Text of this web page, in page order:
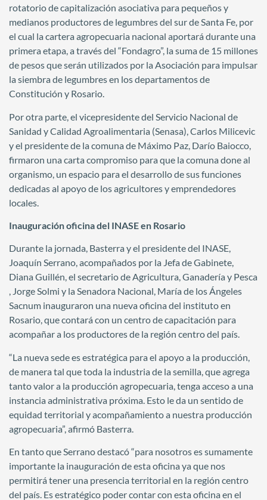
rotatorio de capitalización asociativa para pequeños y
medianos productores de legumbres del sur de Santa Fe, por
el cual la cartera agropecuaria nacional aportará durante una
primera etapa, a través del “Fondagro”, la suma de 15 millones
de pesos que serán utilizados por la Asociación para impulsar
la siembra de legumbres en los departamentos de
Constitución y Rosario.
Por otra parte, el vicepresidente del Servicio Nacional de
Sanidad y Calidad Agroalimentaria (Senasa), Carlos Milicevic
y el presidente de la comuna de Máximo Paz, Darío Baiocco,
firmaron una carta compromiso para que la comuna done al
organismo, un espacio para el desarrollo de sus funciones
dedicadas al apoyo de los agricultores y emprendedores
locales.
Inauguración oficina del INASE en Rosario
Durante la jornada, Basterra y el presidente del INASE,
Joaquín Serrano, acompañados por la Jefa de Gabinete,
Diana Guillén, el secretario de Agricultura, Ganadería y Pesca
, Jorge Solmi y la Senadora Nacional, María de los Ángeles
Sacnum inauguraron una nueva oficina del instituto en
Rosario, que contará con un centro de capacitación para
acompañar a los productores de la región centro del país.
“La nueva sede es estratégica para el apoyo a la producción,
de manera tal que toda la industria de la semilla, que agrega
tanto valor a la producción agropecuaria, tenga acceso a una
instancia administrativa próxima. Esto le da un sentido de
equidad territorial y acompañamiento a nuestra producción
agropecuaria”, afirmó Basterra.
En tanto que Serrano destacó “para nosotros es sumamente
importante la inauguración de esta oficina ya que nos
permitirá tener una presencia territorial en la región centro
del país. Es estratégico poder contar con esta oficina en el